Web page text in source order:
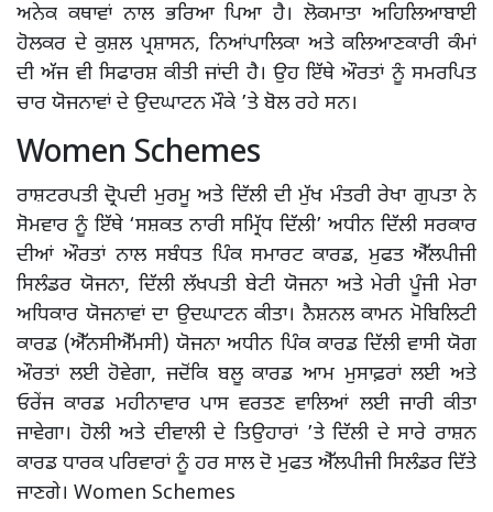
ਅਨੇਕ ਕਥਾਵਾਂ ਨਾਲ ਭਰਿਆ ਪਿਆ ਹੈ। ਲੋਕਮਾਤਾ ਅਹਿਲਿਆਬਾਈ
ਹੋਲਕਰ ਦੇ ਕੁਸ਼ਲ ਪ੍ਰਸ਼ਾਸਨ, ਨਿਆਂਪਾਲਿਕਾ ਅਤੇ ਕਲਿਆਣਕਾਰੀ ਕੰਮਾਂ
ਦੀ ਅੱਜ ਵੀ ਸਿਫਾਰਸ਼ ਕੀਤੀ ਜਾਂਦੀ ਹੈ। ਉਹ ਇੱਥੇ ਔਰਤਾਂ ਨੂੰ ਸਮਰਪਿਤ
ਚਾਰ ਯੋਜਨਾਵਾਂ ਦੇ ਉਦਘਾਟਨ ਮੌਕੇ ’ਤੇ ਬੋਲ ਰਹੇ ਸਨ।
Women Schemes
ਰਾਸ਼ਟਰਪਤੀ ਦ੍ਰੋਪਦੀ ਮੁਰਮੂ ਅਤੇ ਦਿੱਲੀ ਦੀ ਮੁੱਖ ਮੰਤਰੀ ਰੇਖਾ ਗੁਪਤਾ ਨੇ
ਸੋਮਵਾਰ ਨੂੰ ਇੱਥੇ ‘ਸਸ਼ਕਤ ਨਾਰੀ ਸਮ੍ਰਿੱਧ ਦਿੱਲੀ’ ਅਧੀਨ ਦਿੱਲੀ ਸਰਕਾਰ
ਦੀਆਂ ਔਰਤਾਂ ਨਾਲ ਸਬੰਧਤ ਪਿੰਕ ਸਮਾਰਟ ਕਾਰਡ, ਮੁਫਤ ਐੱਲਪੀਜੀ
ਸਿਲੰਡਰ ਯੋਜਨਾ, ਦਿੱਲੀ ਲੱਖਪਤੀ ਬੇਟੀ ਯੋਜਨਾ ਅਤੇ ਮੇਰੀ ਪੂੰਜੀ ਮੇਰਾ
ਅਧਿਕਾਰ ਯੋਜਨਾਵਾਂ ਦਾ ਉਦਘਾਟਨ ਕੀਤਾ। ਨੈਸ਼ਨਲ ਕਾਮਨ ਮੋਬਿਲਿਟੀ
ਕਾਰਡ (ਐੱਨਸੀਐੱਮਸੀ) ਯੋਜਨਾ ਅਧੀਨ ਪਿੰਕ ਕਾਰਡ ਦਿੱਲੀ ਵਾਸੀ ਯੋਗ
ਔਰਤਾਂ ਲਈ ਹੋਵੇਗਾ, ਜਦੋਂਕਿ ਬਲੂ ਕਾਰਡ ਆਮ ਮੁਸਾਫ਼ਰਾਂ ਲਈ ਅਤੇ
ਓਰੇਂਜ ਕਾਰਡ ਮਹੀਨਾਵਾਰ ਪਾਸ ਵਰਤਣ ਵਾਲਿਆਂ ਲਈ ਜਾਰੀ ਕੀਤਾ
ਜਾਵੇਗਾ। ਹੋਲੀ ਅਤੇ ਦੀਵਾਲੀ ਦੇ ਤਿਉਹਾਰਾਂ ’ਤੇ ਦਿੱਲੀ ਦੇ ਸਾਰੇ ਰਾਸ਼ਨ
ਕਾਰਡ ਧਾਰਕ ਪਰਿਵਾਰਾਂ ਨੂੰ ਹਰ ਸਾਲ ਦੋ ਮੁਫਤ ਐੱਲਪੀਜੀ ਸਿਲੰਡਰ ਦਿੱਤੇ
ਜਾਣਗੇ। Women Schemes